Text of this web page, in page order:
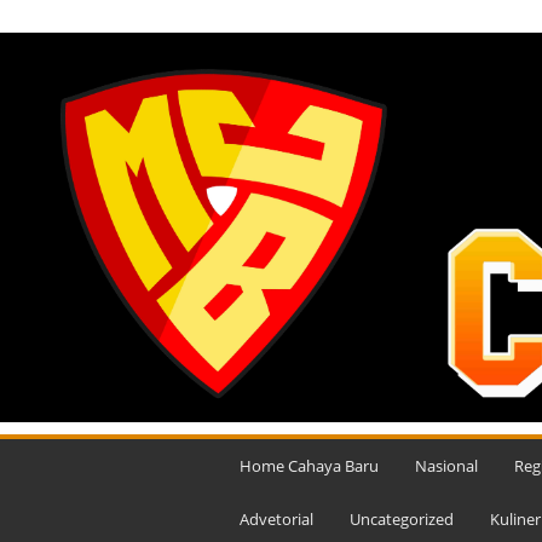
M
Home Cahaya Baru Nasional
Advetorial Uncategorized Kuliner